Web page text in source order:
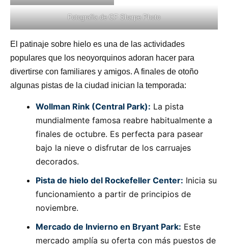
Fotografía deGF Sharpe Photo
El patinaje sobre hielo es una de las actividades
populares que los neoyorquinos adoran hacer para
divertirse con familiares y amigos. A finales de otoño
algunas pistas de la ciudad inician la temporada:
Wollman Rink (Central Park): La pista
mundialmente famosa reabre habitualmente a
finales de octubre. Es perfecta para pasear
bajo la nieve o disfrutar de los carruajes
decorados.
Pista de hielo del Rockefeller Center: Inicia su
funcionamiento a partir de principios de
noviembre.
Mercado de Invierno en Bryant Park: Este
mercado amplía su oferta con más puestos de